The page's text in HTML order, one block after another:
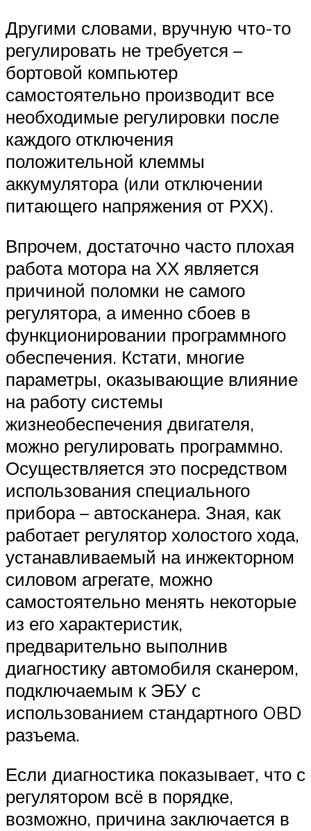
Другими словами, вручную что-то
регулировать не требуется –
бортовой компьютер
самостоятельно производит все
необходимые регулировки после
каждого отключения
положительной клеммы
аккумулятора (или отключении
питающего напряжения от РХХ).
Впрочем, достаточно часто плохая
работа мотора на ХХ является
причиной поломки не самого
регулятора, а именно сбоев в
функционировании программного
обеспечения. Кстати, многие
параметры, оказывающие влияние
на работу системы
жизнеобеспечения двигателя,
можно регулировать программно.
Осуществляется это посредством
использования специального
прибора – автосканера. Зная, как
работает регулятор холостого хода,
устанавливаемый на инжекторном
силовом агрегате, можно
самостоятельно менять некоторые
из его характеристик,
предварительно выполнив
диагностику автомобиля сканером,
подключаемым к ЭБУ с
использованием стандартного OBD
разъема.
Если диагностика показывает, что с
регулятором всё в порядке,
возможно, причина заключается в